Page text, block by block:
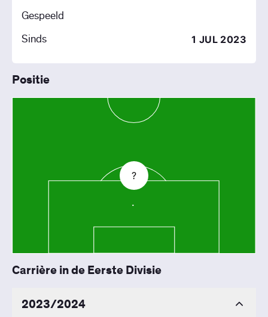
Gespeeld
Sinds
1 JUL 2023
Positie
?
Carrière in de Eerste Divisie
2023/2024